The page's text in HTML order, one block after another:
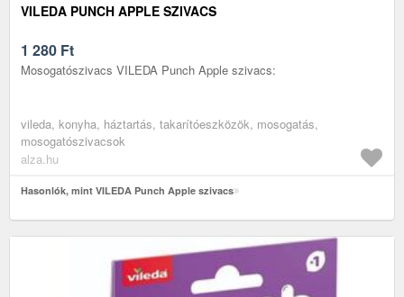
VILEDA PUNCH APPLE SZIVACS
1 280 Ft
Mosogatószivacs VILEDA Punch Apple szivacs:
vileda, konyha, háztartás, takarítóeszközök, mosogatás,
mosogatószivacsok
alza.hu
Hasonlók, mint VILEDA Punch Apple szivacs